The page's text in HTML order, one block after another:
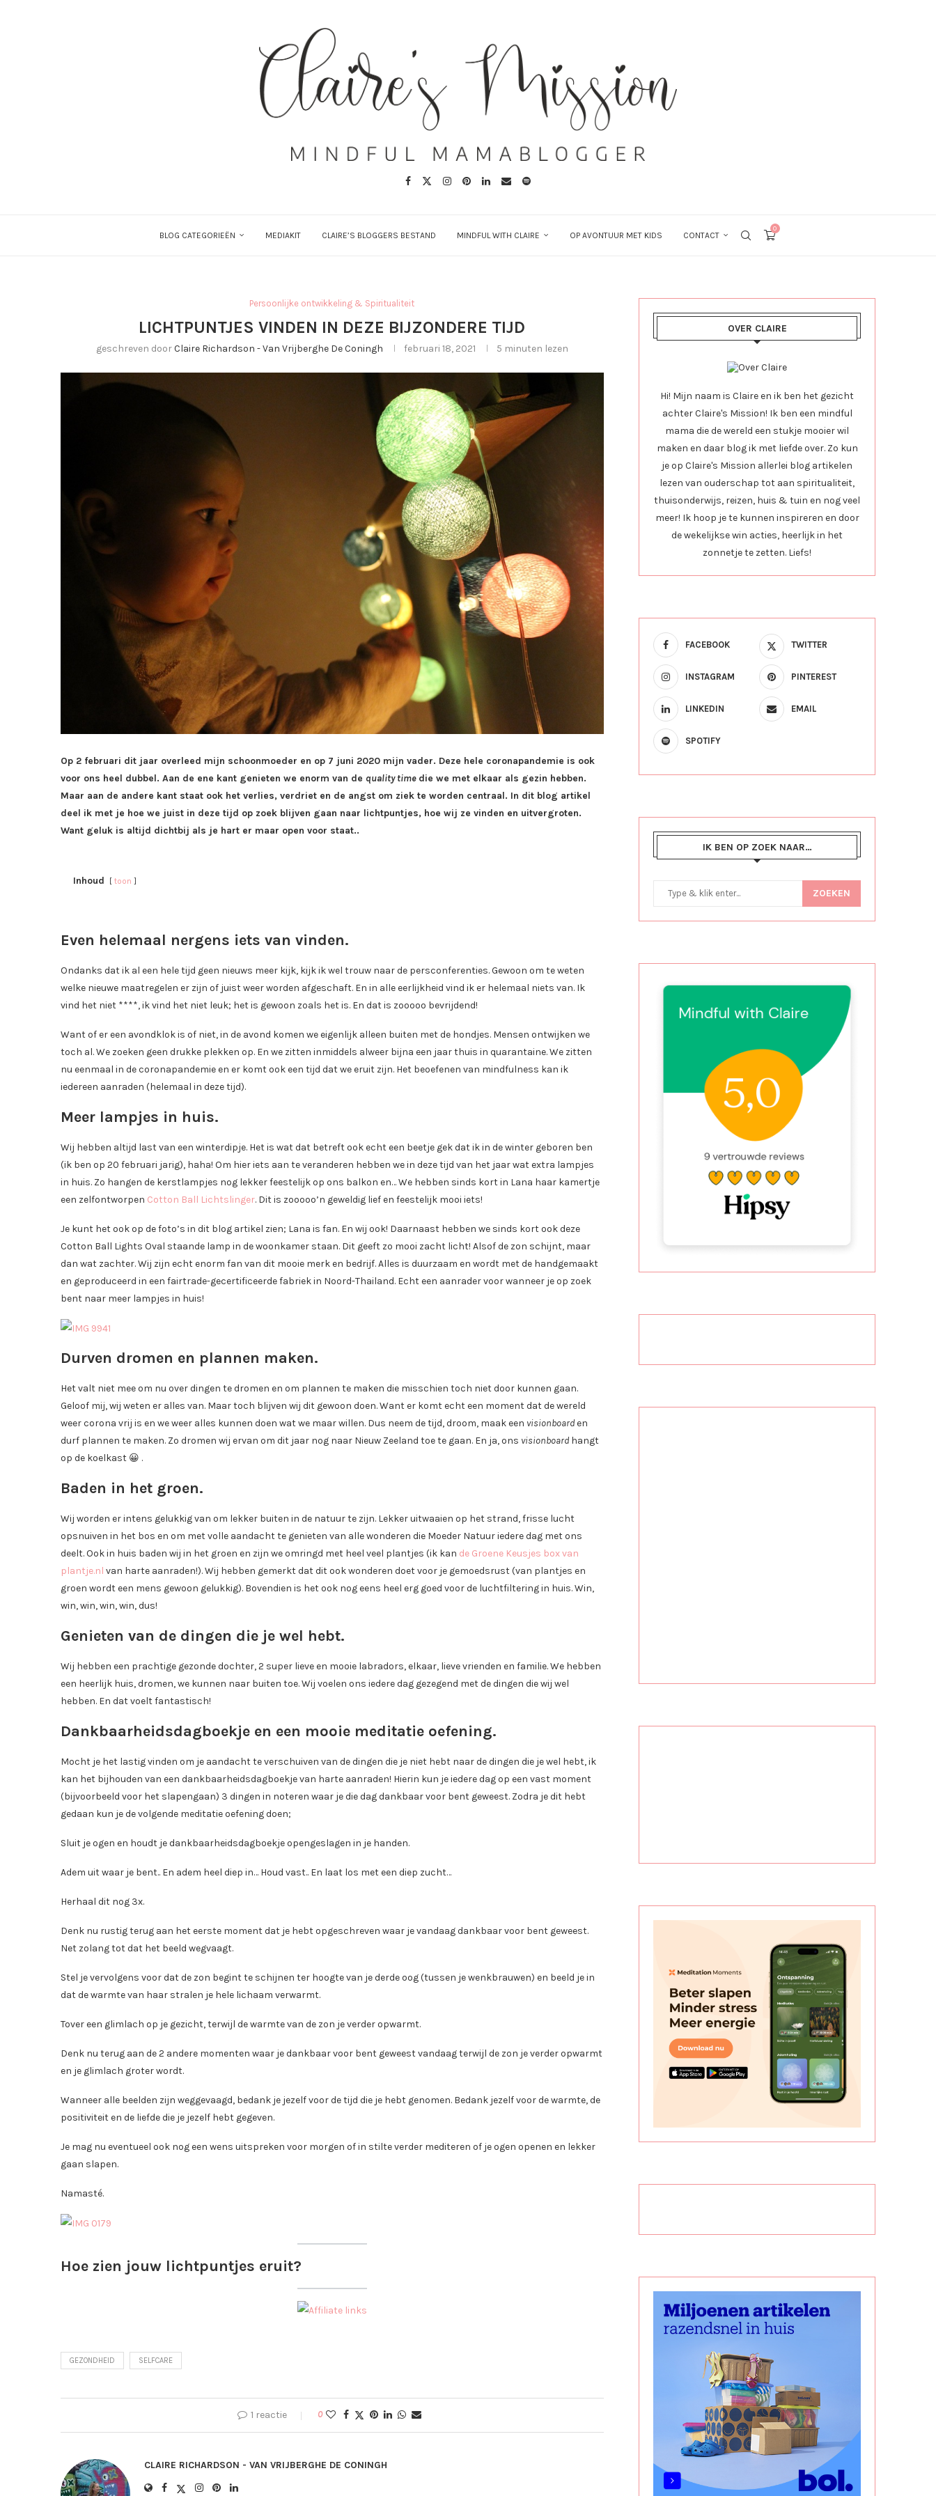
BLOG CATEGORIEËN MEDIAKIT CLAIRE’S BLOGGERS BESTAND MINDFUL WITH CLAIRE OP AVONTUUR MET KIDS CONTACT
0
Persoonlijke ontwikkeling & Spiritualiteit
LICHTPUNTJES VINDEN IN DEZE BIJZONDERE TIJD
geschreven doorClaire Richardson - Van Vrijberghe De Coningh februari 18, 2021 5 minuten lezen
Op 2 februari dit jaar overleed mijn schoonmoeder en op 7 juni 2020 mijn vader. Deze hele coronapandemie is ook
voor ons heel dubbel. Aan de ene kant genieten we enorm van de quality time die we met elkaar als gezin hebben.
Maar aan de andere kant staat ook het verlies, verdriet en de angst om ziek te worden centraal. In dit blog artikel
deel ik met je hoe we juist in deze tijd op zoek blijven gaan naar lichtpuntjes, hoe wij ze vinden en uitvergroten.
Want geluk is altijd dichtbij als je hart er maar open voor staat..
Inhoud toon
Even helemaal nergens iets van vinden.
Ondanks dat ik al een hele tijd geen nieuws meer kijk, kijk ik wel trouw naar de persconferenties. Gewoon om te weten
welke nieuwe maatregelen er zijn of juist weer worden afgeschaft. En in alle eerlijkheid vind ik er helemaal niets van. Ik
vind het niet ****, ik vind het niet leuk; het is gewoon zoals het is. En dat is zooooo bevrijdend!
Want of er een avondklok is of niet, in de avond komen we eigenlijk alleen buiten met de hondjes. Mensen ontwijken we
toch al. We zoeken geen drukke plekken op. En we zitten inmiddels alweer bijna een jaar thuis in quarantaine. We zitten
nu eenmaal in de coronapandemie en er komt ook een tijd dat we eruit zijn. Het beoefenen van mindfulness kan ik
iedereen aanraden (helemaal in deze tijd).
Meer lampjes in huis.
Wij hebben altijd last van een winterdipje. Het is wat dat betreft ook echt een beetje gek dat ik in de winter geboren ben
(ik ben op 20 februari jarig), haha! Om hier iets aan te veranderen hebben we in deze tijd van het jaar wat extra lampjes
in huis. Zo hangen de kerstlampjes nog lekker feestelijk op ons balkon en… We hebben sinds kort in Lana haar kamertje
een zelfontworpen Cotton Ball Lichtslinger. Dit is zooooo’n geweldig lief en feestelijk mooi iets!
Je kunt het ook op de foto’s in dit blog artikel zien; Lana is fan. En wij ook! Daarnaast hebben we sinds kort ook deze
Cotton Ball Lights Oval staande lamp in de woonkamer staan. Dit geeft zo mooi zacht licht! Alsof de zon schijnt, maar
dan wat zachter. Wij zijn echt enorm fan van dit mooie merk en bedrijf. Alles is duurzaam en wordt met de handgemaakt
en geproduceerd in een fairtrade-gecertificeerde fabriek in Noord-Thailand. Echt een aanrader voor wanneer je op zoek
bent naar meer lampjes in huis!
Durven dromen en plannen maken.
Het valt niet mee om nu over dingen te dromen en om plannen te maken die misschien toch niet door kunnen gaan.
Geloof mij, wij weten er alles van. Maar toch blijven wij dit gewoon doen. Want er komt echt een moment dat de wereld
weer corona vrij is en we weer alles kunnen doen wat we maar willen. Dus neem de tijd, droom, maak een visionboarden
durf plannen te maken. Zo dromen wij ervan om dit jaar nog naar Nieuw Zeeland toe te gaan. En ja, ons visionboard hangt
op de koelkast 😀 .
Baden in het groen.
Wij worden er intens gelukkig van om lekker buiten in de natuur te zijn. Lekker uitwaaien op het strand, frisse lucht
opsnuiven in het bos en om met volle aandacht te genieten van alle wonderen die Moeder Natuur iedere dag met ons
deelt. Ook in huis baden wij in het groen en zijn we omringd met heel veel plantjes (ik kan de Groene Keusjes box van
plantje.nl van harte aanraden!). Wij hebben gemerkt dat dit ook wonderen doet voor je gemoedsrust (van plantjes en
groen wordt een mens gewoon gelukkig). Bovendien is het ook nog eens heel erg goed voor de luchtfiltering in huis. Win,
win, win, win, win, dus!
Genieten van de dingen die je wel hebt.
Wij hebben een prachtige gezonde dochter, 2 super lieve en mooie labradors, elkaar, lieve vrienden en familie. We hebben
een heerlijk huis, dromen, we kunnen naar buiten toe. Wij voelen ons iedere dag gezegend met de dingen die wij wel
hebben. En dat voelt fantastisch!
Dankbaarheidsdagboekje en een mooie meditatie oefening.
Mocht je het lastig vinden om je aandacht te verschuiven van de dingen die je niet hebt naar de dingen die je wel hebt, ik
kan het bijhouden van een dankbaarheidsdagboekje van harte aanraden! Hierin kun je iedere dag op een vast moment
(bijvoorbeeld voor het slapengaan) 3 dingen in noteren waar je die dag dankbaar voor bent geweest. Zodra je dit hebt
gedaan kun je de volgende meditatie oefening doen;
Sluit je ogen en houdt je dankbaarheidsdagboekje opengeslagen in je handen.
Adem uit waar je bent.. En adem heel diep in… Houd vast.. En laat los met een diep zucht…
Herhaal dit nog 3x.
Denk nu rustig terug aan het eerste moment dat je hebt opgeschreven waar je vandaag dankbaar voor bent geweest.
Net zolang tot dat het beeld wegvaagt.
Stel je vervolgens voor dat de zon begint te schijnen ter hoogte van je derde oog (tussen je wenkbrauwen) en beeld je in
dat de warmte van haar stralen je hele lichaam verwarmt.
Tover een glimlach op je gezicht, terwijl de warmte van de zon je verder opwarmt.
Denk nu terug aan de 2 andere momenten waar je dankbaar voor bent geweest vandaag terwijl de zon je verder opwarmt
en je glimlach groter wordt.
Wanneer alle beelden zijn weggevaagd, bedank je jezelf voor de tijd die je hebt genomen. Bedank jezelf voor de warmte, de
positiviteit en de liefde die je jezelf hebt gegeven.
Je mag nu eventueel ook nog een wens uitspreken voor morgen of in stilte verder mediteren of je ogen openen en lekker
gaan slapen.
Namasté.
Hoe zien jouw lichtpuntjes eruit?
GEZONDHEID SELFCARE
1 reactie 0
CLAIRE RICHARDSON - VAN VRIJBERGHE DE CONINGH
OVER CLAIRE
Hi! Mijn naam is Claire en ik ben het gezicht
achter Claire's Mission! Ik ben een mindful
mama die de wereld een stukje mooier wil
maken en daar blog ik met liefde over. Zo kun
je op Claire's Mission allerlei blog artikelen
lezen van ouderschap tot aan spiritualiteit,
thuisonderwijs, reizen, huis & tuin en nog veel
meer! Ik hoop je te kunnen inspireren en door
de wekelijkse win acties, heerlijk in het
zonnetje te zetten. Liefs!
FACEBOOK TWITTER
INSTAGRAM PINTEREST
LINKEDIN EMAIL
SPOTIFY
IK BEN OP ZOEK NAAR…
ZOEKEN